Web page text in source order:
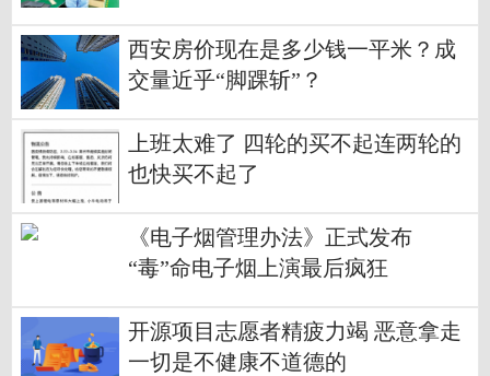
西安房价现在是多少钱一平米？成
交量近乎“脚踝斩”？
上班太难了 四轮的买不起连两轮的
也快买不起了
《电子烟管理办法》正式发布
“毒”命电子烟上演最后疯狂
开源项目志愿者精疲力竭 恶意拿走
一切是不健康不道德的